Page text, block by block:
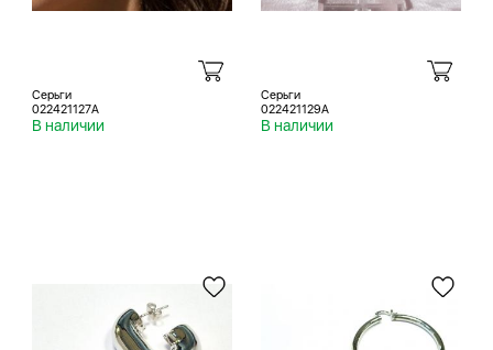
Серьги
022421127A
В наличии
Серьги
022421129A
В наличии